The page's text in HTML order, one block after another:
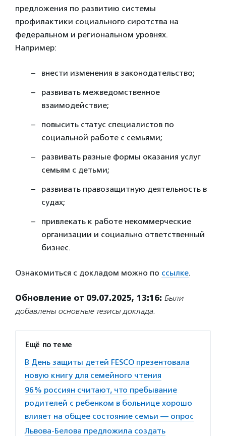
предложения по развитию системы
профилактики социального сиротства на
федеральном и региональном уровнях.
Например:
внести изменения в законодательство;
развивать межведомственное
взаимодействие;
повысить статус специалистов по
социальной работе с семьями;
развивать разные формы оказания услуг
семьям с детьми;
развивать правозащитную деятельность в
судах;
привлекать к работе некоммерческие
организации и социально ответственный
бизнес.
Ознакомиться с докладом можно по ссылке.
Обновление от 09.07.2025, 13:16: Были
добавлены основные тезисы доклада.
Ещё по теме
В День защиты детей FESCO презентовала
новую книгу для семейного чтения
96% россиян считают, что пребывание
родителей с ребенком в больнице хорошо
влияет на общее состояние семьи — опрос
Львова-Белова предложила создать